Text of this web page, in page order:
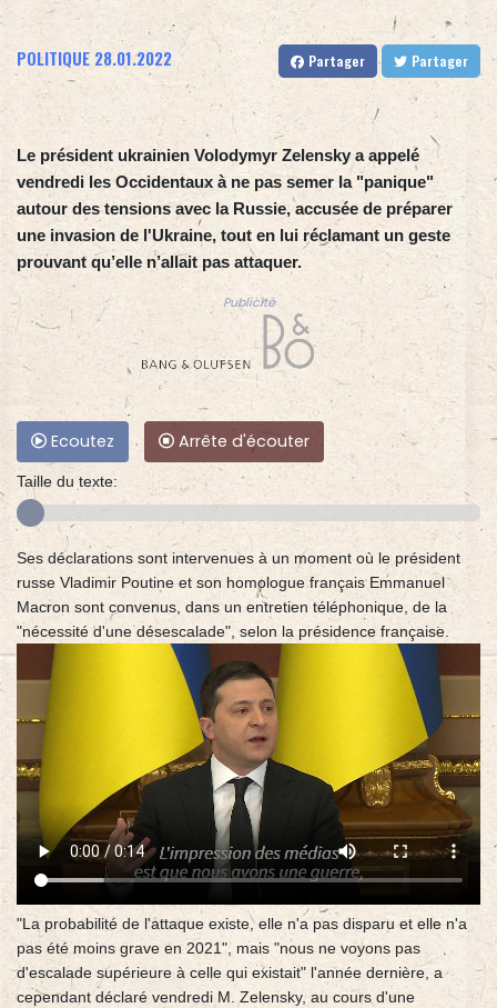
POLITIQUE 28.01.2022 Partager Partager
Le président ukrainien Volodymyr Zelensky a appelé
vendredi les Occidentaux à ne pas semer la "panique"
autour des tensions avec la Russie, accusée de préparer
une invasion de l'Ukraine, tout en lui réclamant un geste
prouvant qu’elle n’allait pas attaquer.
Publicité
Ecoutez Arrête d'écouter
Taille du texte:
Ses déclarations sont intervenues à un moment où le président
russe Vladimir Poutine et son homologue français Emmanuel
Macron sont convenus, dans un entretien téléphonique, de la
"nécessité d'une désescalade", selon la présidence française.
"La probabilité de l'attaque existe, elle n'a pas disparu et elle n'a
pas été moins grave en 2021", mais "nous ne voyons pas
d'escalade supérieure à celle qui existait" l'année dernière, a
cependant déclaré vendredi M. Zelensky, au cours d'une